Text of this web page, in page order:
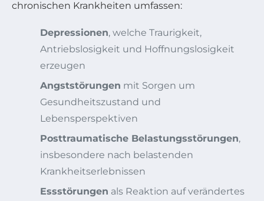
chronischen Krankheiten umfassen:
Depressionen, welche Traurigkeit,
Antriebslosigkeit und Hoffnungslosigkeit
erzeugen
Angststörungen mit Sorgen um
Gesundheitszustand und
Lebensperspektiven
Posttraumatische Belastungsstörungen,
insbesondere nach belastenden
Krankheitserlebnissen
Essstörungen als Reaktion auf verändertes